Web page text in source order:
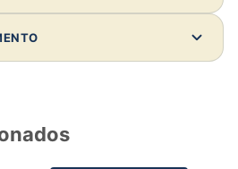
deste modelo: